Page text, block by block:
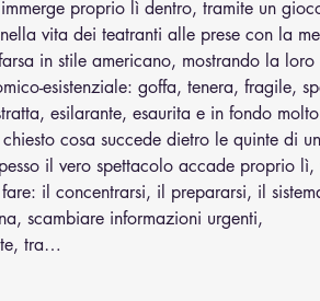
proprio lì dentro, tramite un
vita dei teatranti alle prese con la
in stile americano, mostrando la loro
esistenziale: goffa, tenera, fragile,
esilarante, esaurita e in fondo
cosa succede dietro le quinte di
il vero spettacolo accade proprio
il concentrarsi, il prepararsi, il
scambiare informazioni urgenti,
tra…